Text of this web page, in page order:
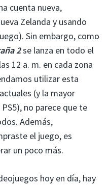
cuenta nueva,
Zelanda y usando
Sin embargo, como
2se lanza en todo el
12 a. m. en cada zona
utilizar esta
(y la mayor
no parece que te
Además,
el juego, es
un poco más.
hoy en día, hay